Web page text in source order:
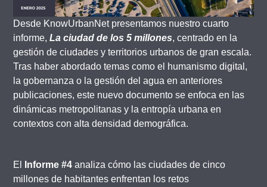
Desde KnowUrbanNet presentamos nuestro cuarto
informe,La ciudad de los 5 millones, centrado en la
gestión de ciudades y territorios urbanos de gran escala.
Tras haber abordado temas como el humanismo digital,
la gobernanza o la gestión del agua en anteriores
publicaciones, este nuevo documento se enfoca en las
dinámicas metropolitanas y la entropía urbana en
contextos con alta densidad demográfica.
El Informe #4 analiza cómo las ciudades de cinco
millones de habitantes enfrentan los retos